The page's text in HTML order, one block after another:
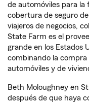
de automóviles para la
cobertura de seguro
viajeros de negocios,
State Farm es el
grande en los Estados
combinando la compra
automóviles y de
Beth Moloughney en
después de que haya